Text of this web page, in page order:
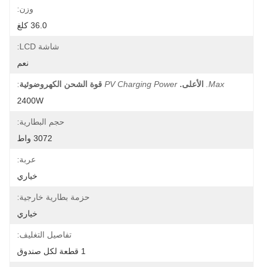
وزن:
36.0 كلغ
شاشة LCD:
نعم
Max. الأعلى. PV Charging Power قوة الشحن الكهروضوئية:
2400W
حجم البطارية:
3072 واط
عربة:
خياري
حزمة بطارية خارجية:
خياري
تفاصيل التغليف: